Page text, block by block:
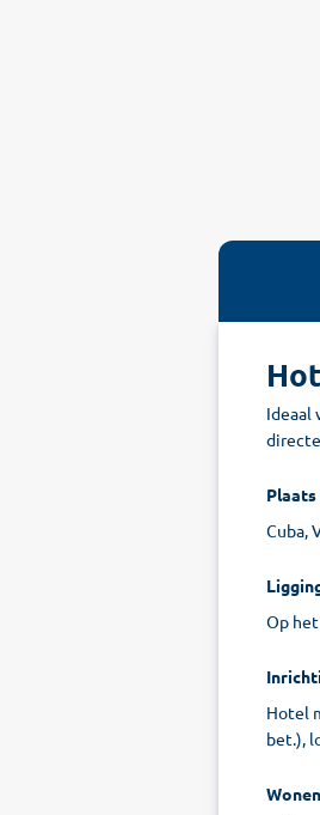
Ideaal
Plaats
Cuba,
Op
Hotel
bet.),
Wonen